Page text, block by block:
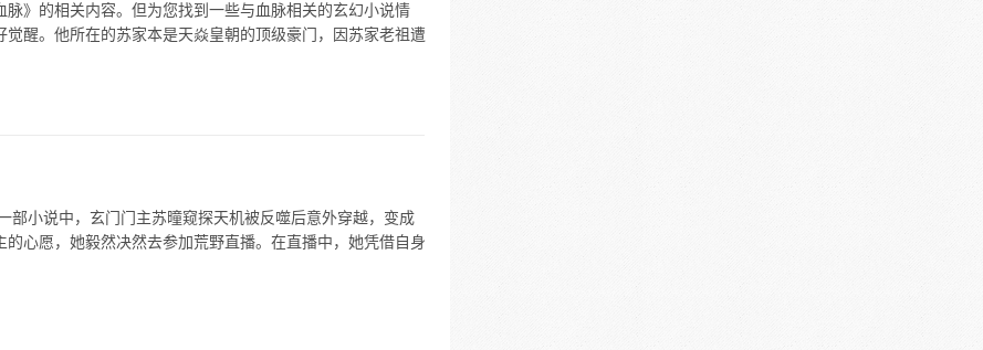
》的相关内容。但为您找到一些与血脉相关的玄幻小说情
醒。他所在的苏家本是天焱皇朝的顶级豪门，因苏家老祖遭
部小说中，玄门门主苏曈窥探天机被反噬后意外穿越，变成
心愿，她毅然决然去参加荒野直播。在直播中，她凭借自身